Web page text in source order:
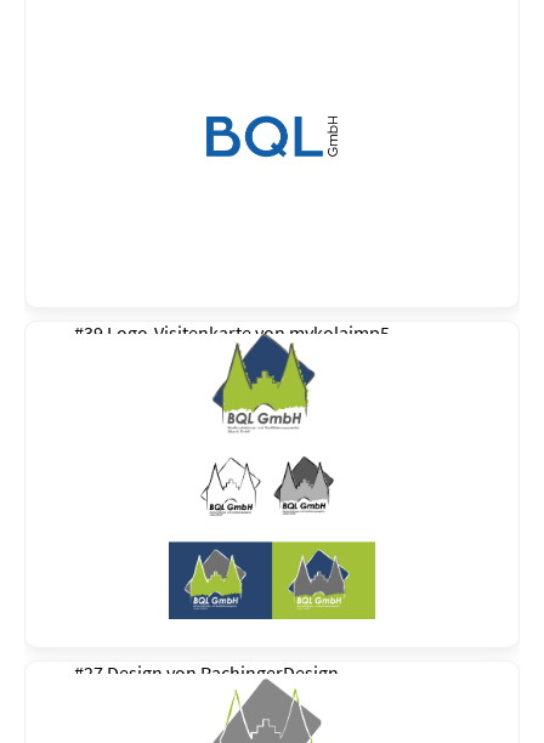
#39 Logo-Visitenkarte von mykolajmp5
#27 Design von RachingerDesign